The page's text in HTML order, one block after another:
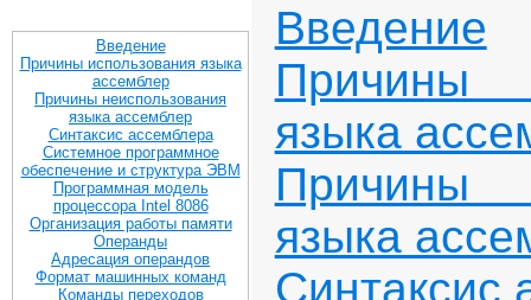
Введение
Причины использования языка
ассемблер
Причины неиспользования
языка ассемблер
Синтаксис ассемблера
Системное программное
обеспечение и структура ЭВМ
Программная модель
процессора Intel 8086
Организация работы памяти
Операнды
Адресация операндов
Формат машинных команд
Команды переходов
Введение
Причины
языка
Причины
языка
Синтаксис